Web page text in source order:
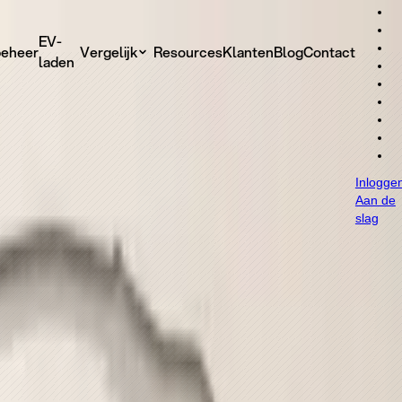
EV-
laden
Vergelijk ResourcesKlantenBlogContact
Aan de
slag
(2026)